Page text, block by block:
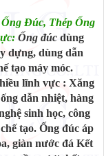
Ống Đúc, Thép Ống
Ống đúc dùng
dựng, dùng dẫn
tạo máy móc.
lĩnh vực : Xăng
dẫn nhiệt, hàng
sinh học, công
tạo. Ống đúc áp
giàn nước đá Kết